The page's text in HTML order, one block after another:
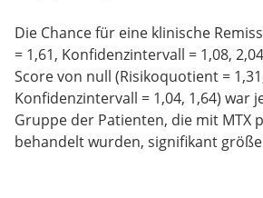
Die Chance für eine klinische
= 1,61, Konfidenzintervall = 1,08,
Score von null (Risikoquotient =
Konfidenzintervall = 1,04, 1,64) war
Gruppe der Patienten, die mit MTX
behandelt wurden, signifikant